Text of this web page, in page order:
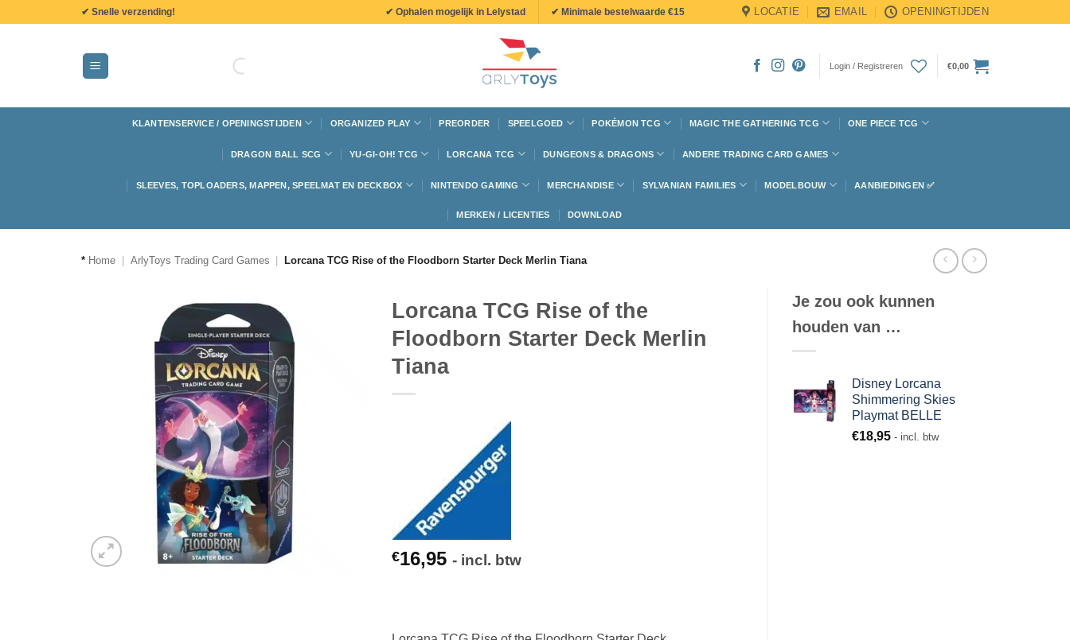
✔ Snelle verzending! ✔ Ophalen mogelijk in Lelystad ✔ Minimale bestelwaarde €15 LOCATIE EMAIL OPENINGTIJDEN
Login / Registreren €0,00
KLANTENSERVICE / OPENINGSTIJDEN ORGANIZED PLAY PREORDER SPEELGOED POKÉMON TCG MAGIC THE GATHERING TCG ONE PIECE TCG
DRAGON BALL SCG YU-GI-OH! TCG LORCANA TCG DUNGEONS & DRAGONS ANDERE TRADING CARD GAMES
SLEEVES, TOPLOADERS, MAPPEN, SPEELMAT EN DECKBOX NINTENDO GAMING MERCHANDISE SYLVANIAN FAMILIES MODELBOUW AANBIEDINGEN ✅
MERKEN / LICENTIES DOWNLOAD
* Home ArlyToys Trading Card Games Lorcana TCG Rise of the Floodborn Starter Deck Merlin Tiana
Lorcana TCG Rise of the
Floodborn Starter Deck Merlin
Tiana
€16,95 - incl. btw
Je zou ook kunnen
houden van …
Disney Lorcana
Shimmering Skies
Playmat BELLE
€18,95 - incl. btw